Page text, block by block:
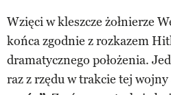
Wzięci w kleszcze żołnierze
końca zgodnie z rozkazem
dramatycznego położenia.
raz z rzędu w trakcie tej wojny